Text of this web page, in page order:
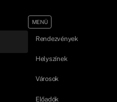
MENÜ
Rendezvények
Helyszínek
Városok
Előadók